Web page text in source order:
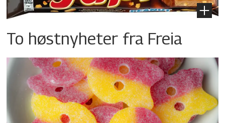
To høstnyheter fra Freia